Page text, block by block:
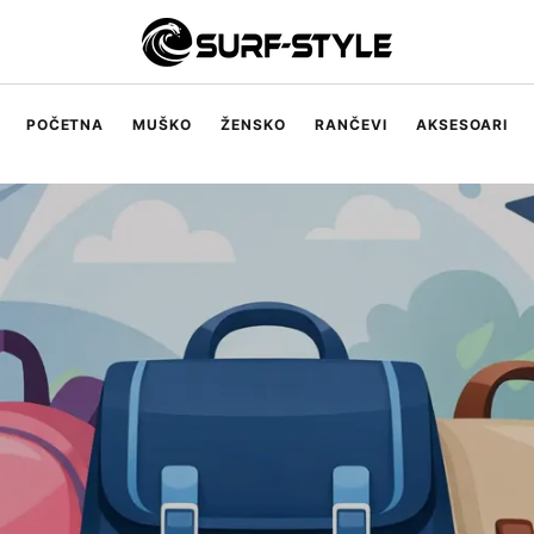
POČETNA MUŠKO
Muške majice
Muški šorcevi
ŽENSKO RANČEVI AKSESOARI